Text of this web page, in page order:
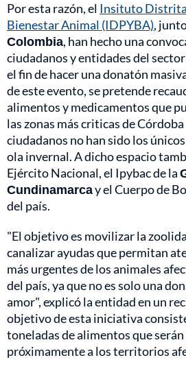
Por esta razón, el Insituto
Bienestar Animal (IDPYBA),
Colombia, han hecho una
ciudadanos y entidades del
el fin de hacer una donatón
de este evento, se pretende
alimentos y medicamentos que
las zonas más criticas de Córdoba
ciudadanos no han sido los
ola invernal. A dicho espacio
Ejército Nacional, el Ipybac de la
Cundinamarcay el Cuerpo de
del país.
"El objetivo es movilizar la
canalizar ayudas que permitan
más urgentes de los animales
del país, ya que no es solo una
amor", explicó la entidad en un
objetivo de esta iniciativa
toneladas de alimentos que
próximamente a los territorios